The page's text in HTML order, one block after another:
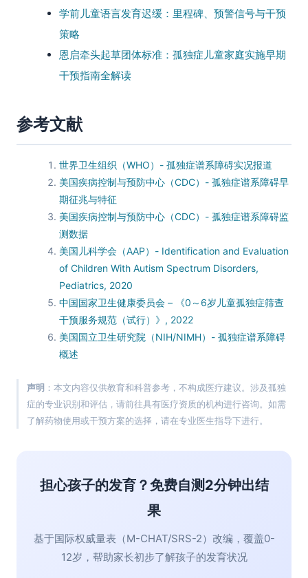
学前儿童语言发育迟缓：里程碑、预警信号与干预
策略
恩启牵头起草团体标准：孤独症儿童家庭实施早期
干预指南全解读
参考文献
世界卫生组织（WHO）- 孤独症谱系障碍实况报道
美国疾病控制与预防中心（CDC）- 孤独症谱系障碍早
期征兆与特征
美国疾病控制与预防中心（CDC）- 孤独症谱系障碍监
测数据
美国儿科学会（AAP）- Identification and Evaluation
of Children With Autism Spectrum Disorders,
Pediatrics, 2020
中国国家卫生健康委员会 – 《0～6岁儿童孤独症筛查
干预服务规范（试行）》, 2022
美国国立卫生研究院（NIH/NIMH）- 孤独症谱系障碍
概述
声明 ：本文内容仅供教育和科普参考，不构成医疗建议。涉及孤独
症的专业识别和评估，请前往具有医疗资质的机构进行咨询。如需
了解药物使用或干预方案的选择，请在专业医生指导下进行。
担心孩子的发育？免费自测2分钟出结
果
基于国际权威量表（M-CHAT/SRS-2）改编，覆盖0-
12岁，帮助家长初步了解孩子的发育状况